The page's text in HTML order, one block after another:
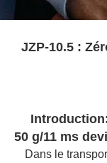
JZP-10.5 :
50 g/11 ms
Dans le